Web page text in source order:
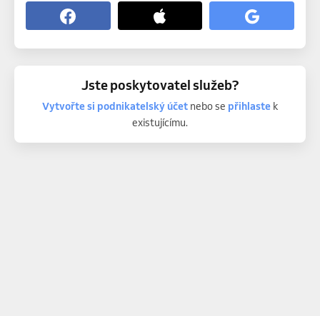
Jste poskytovatel služeb?
Vytvořte si podnikatelský účetnebo se přihlastek
existujícímu.